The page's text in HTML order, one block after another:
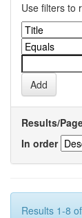
Use filters to
Results/
In order
Results 1-8